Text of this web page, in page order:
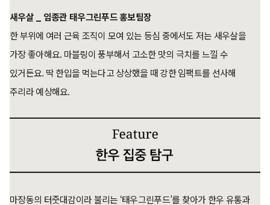
새우살 _ 임종관 태우그린푸드 홍보팀장
한 부위에 여러 근육 조직이 모여 있는 등심 중에서도 저는 새우살을
가장 좋아해요. 마블링이 풍부해서 고소한 맛의 극치를 느낄 수
있거든요. 딱 한입을 먹는다고 상상했을 때 강한 임팩트를 선사해
주리라 예상해요.
마장동의 터줏대감이라 불리는 ‘태우그린푸드’를 찾아가 한우 유통과